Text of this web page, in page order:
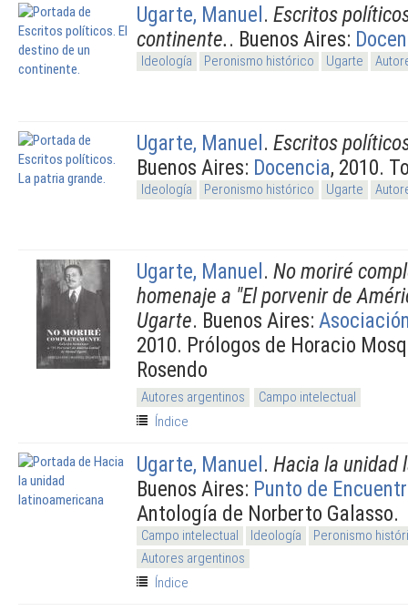
Ugarte, Manuel. Escritos
continente.. Buenos Aires:
Ideología Peronismo histórico Ugarte
Ugarte, Manuel. Escritos
Buenos Aires: Docencia, 2010.
Ideología Peronismo histórico Ugarte
Ugarte, Manuel. No moriré
homenaje a "El porvenir de
Ugarte. Buenos Aires:
2010. Prólogos de Horacio
Rosendo
Autores argentinos
Campo intelectual
Índice
Ugarte, Manuel. Hacia la unidad
Buenos Aires: Punto de
Antología de Norberto Galasso.
Campo intelectual Ideología
Peronismo
Autores argentinos
Índice